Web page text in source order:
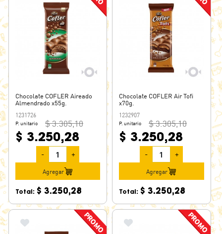
Chocolate COFLER Aireado
Almendrado x55g.
1231726
P. unitario $ 3.305,10
$ 3.250,28
- +
Agregar
Total: $ 3.250,28
Chocolate COFLER Air Tofi
x70g.
1232907
P. unitario $ 3.305,10
$ 3.250,28
- +
Agregar
Total: $ 3.250,28